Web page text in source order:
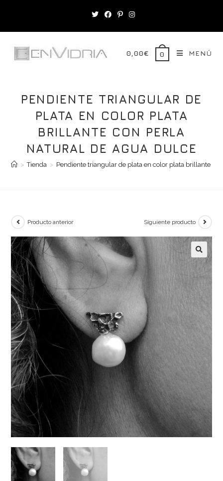
contenido
0,00€ 0 MENÚ
PENDIENTE TRIANGULAR DE
PLATA EN COLOR PLATA
BRILLANTE CON PERLA
NATURAL DE AGUA DULCE
> Tienda > Pendiente triangular de plata en color plata brillante
Producto anterior Siguiente producto